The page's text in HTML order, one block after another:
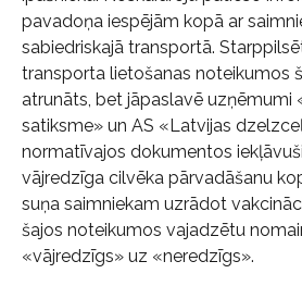
pavadoņa iespējām kopā ar
sabiedriskajā transportā.
transporta lietošanas noteikumos
atrunāts, bet jāpaslavē uzņēmumi
satiksme» un AS «Latvijas
normatīvajos dokumentos
vājredzīga cilvēka pārvadāšanu
suņa saimniekam uzrādot
šajos noteikumos vajadzētu
«vājredzīgs» uz «neredzīgs».